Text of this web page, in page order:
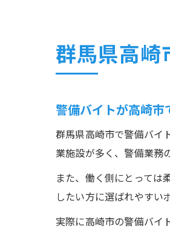
群馬県高崎
警備バイトが高崎
群馬県高崎市で警備バイ
業施設が多く、警備業務
また、働く側にとっては
したい方に選ばれやすい
実際に高崎市の警備バイ